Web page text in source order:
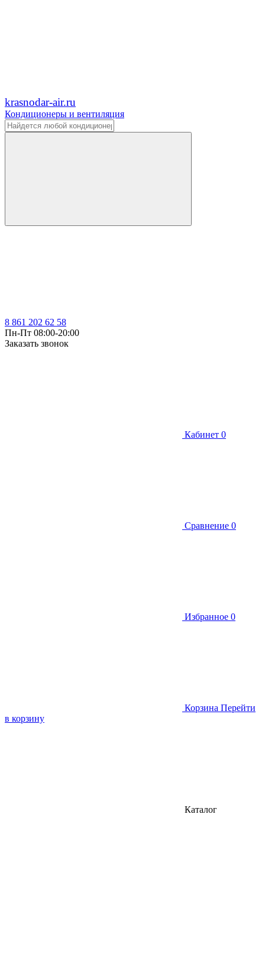
krasnodar-air.ru
Кондиционеры и вентиляция
8 861 202 62 58
Пн-Пт 08:00-20:00
Заказать звонок
Кабинет 0
Сравнение 0
Избранное 0
Корзина Перейти
в корзину
Каталог